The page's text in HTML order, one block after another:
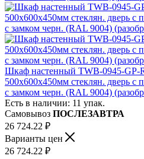
Шкаф настенный TWB-0945-
500х600х450мм стеклян. дверь с
с замком черн. (RAL 9004)
Есть в наличии: 11 упак.
Самовывоз ПОСЛЕЗАВТРА
26 724.22 ₽
Варианты цен
26 724.22 ₽